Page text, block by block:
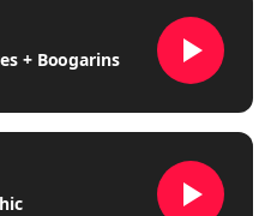
+ Boogarins